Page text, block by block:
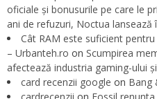
oficiale și bonusurile pe care le
ani de refuzuri, Noctua lansează
Cât RAM este suficient
– Urbanteh.ro on Scumpirea
afectează industria gaming-ului
card recenzii google on Bang